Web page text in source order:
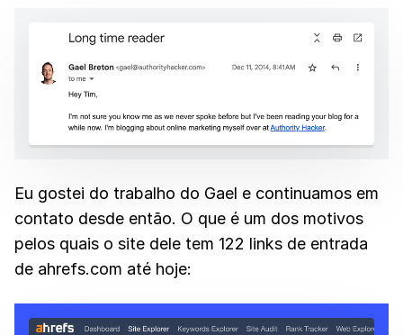
Eu gostei do trabalho do Gael e continuamos em
contato desde então. O que é um dos motivos
pelos quais o site dele tem 122 links de entrada
de ahrefs.com até hoje: